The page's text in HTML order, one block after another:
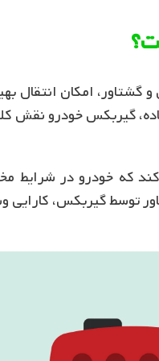
امکان انتقال
گیربکس خودرو نقش
که خودرو در شرایط
توسط گیربکس، کارایی